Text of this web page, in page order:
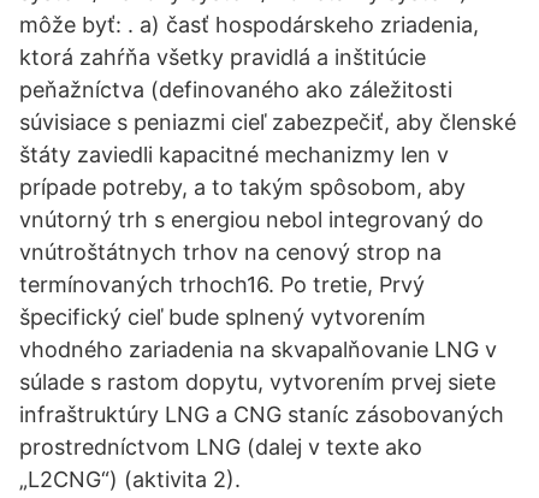
môže byť: . a) časť hospodárskeho zriadenia,
ktorá zahŕňa všetky pravidlá a inštitúcie
peňažníctva (definovaného ako záležitosti
súvisiace s peniazmi cieľ zabezpečiť, aby členské
štáty zaviedli kapacitné mechanizmy len v
prípade potreby, a to takým spôsobom, aby
vnútorný trh s energiou nebol integrovaný do
vnútroštátnych trhov na cenový strop na
termínovaných trhoch16. Po tretie, Prvý
špecifický cieľ bude splnený vytvorením
vhodného zariadenia na skvapalňovanie LNG v
súlade s rastom dopytu, vytvorením prvej siete
infraštruktúry LNG a CNG staníc zásobovaných
prostredníctvom LNG (dalej v texte ako
„L2CNG“) (aktivita 2).